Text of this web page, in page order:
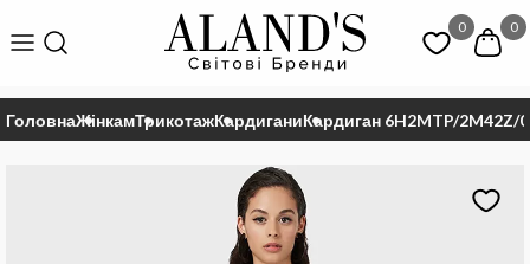
0 0
ГоловнаЖінкамТрикотажКардиганиКардиган 6H2MTP/2M42Z/